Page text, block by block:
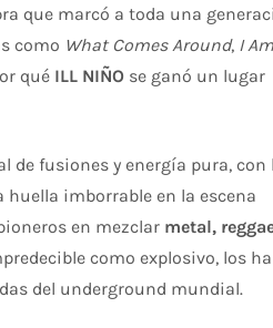
que marcó a toda una
como What Comes Around, I
qué ILL NIÑO se ganó un lugar
de fusiones y energía pura, con
imborrable en la escena
en mezclar metal,
como explosivo, los ha
del underground mundial.